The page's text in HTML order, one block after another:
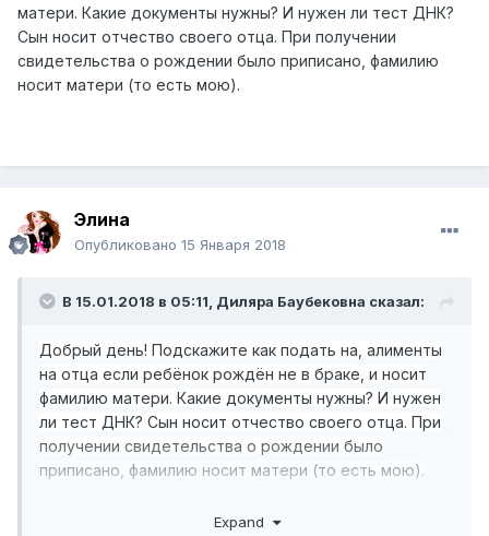
матери. Какие документы нужны? И нужен ли тест ДНК?
Сын носит отчество своего отца. При получении
свидетельства о рождении было приписано, фамилию
носит матери (то есть мою).
Элина
Опубликовано 15 Января 2018
В 15.01.2018 в 05:11, Диляра Баубековна сказал:
Добрый день! Подскажите как подать на, алименты
на отца если ребёнок рождён не в браке, и носит
фамилию матери. Какие документы нужны? И нужен
ли тест ДНК? Сын носит отчество своего отца. При
получении свидетельства о рождении было
приписано, фамилию носит матери (то есть мою).
Expand